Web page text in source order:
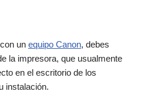
un equipo Canon, debes
la impresora, que usualmente
en el escritorio de los
instalación.